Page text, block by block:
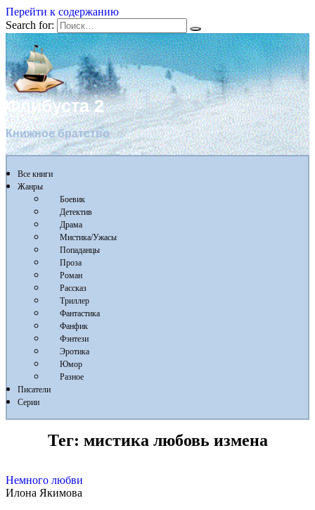
Перейти к содержанию
Search for:
Флибуста 2
Книжное братство
Все книги
Жанры
Боевик
Детектив
Драма
Мистика/Ужасы
Попаданцы
Проза
Роман
Рассказ
Триллер
Фантастика
Фанфик
Фэнтези
Эротика
Юмор
Разное
Писатели
Серии
Тег: мистика любовь измена
Немного любви
Илона Якимова